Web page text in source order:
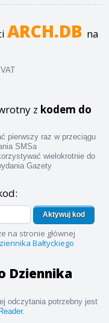
ARCH.DB na
z kodem do
pierwszy raz w przeciągu
SMSa
wielokrotnie do
Gazety
Aktywuj kod
na stronie głównej
Bałtyckiego
Dziennika
odczytania potrzebny jest
.